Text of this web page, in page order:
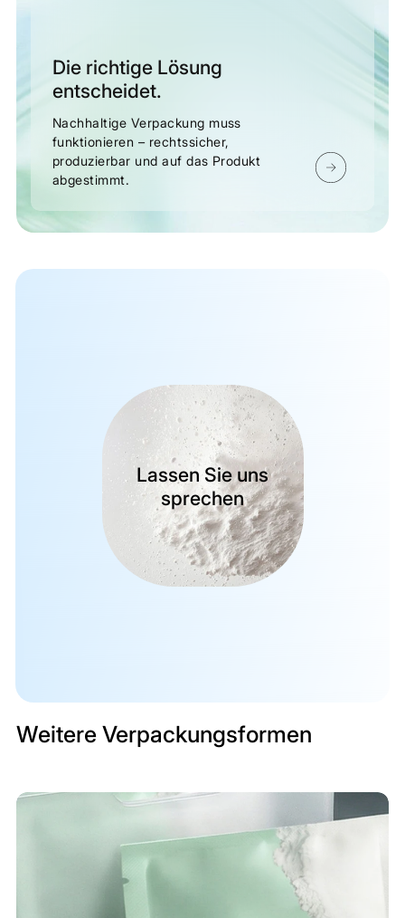
Die richtige Lösung
entscheidet.
Nachhaltige Verpackung muss
funktionieren – rechtssicher,
produzierbar und auf das Produkt
abgestimmt.
Lassen Sie uns
sprechen
Weitere Verpackungsformen